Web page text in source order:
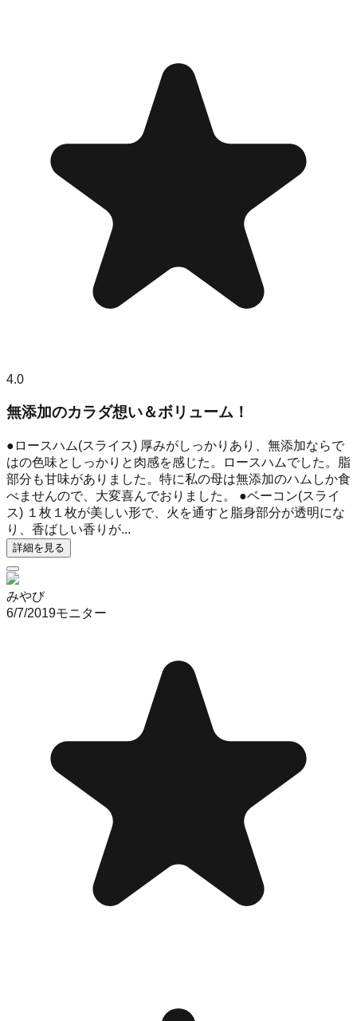
4.0
無添加のカラダ想い＆ボリューム！
●ロースハム(スライス) 厚みがしっかりあり、無添加ならで
はの色味としっかりと肉感を感じた。ロースハムでした。脂
部分も甘味がありました。特に私の母は無添加のハムしか食
べませんので、大変喜んでおりました。 ●ベーコン(スライ
ス) １枚１枚が美しい形で、火を通すと脂身部分が透明にな
り、香ばしい香りが...
詳細を見る
みやび
6/7/2019モニター